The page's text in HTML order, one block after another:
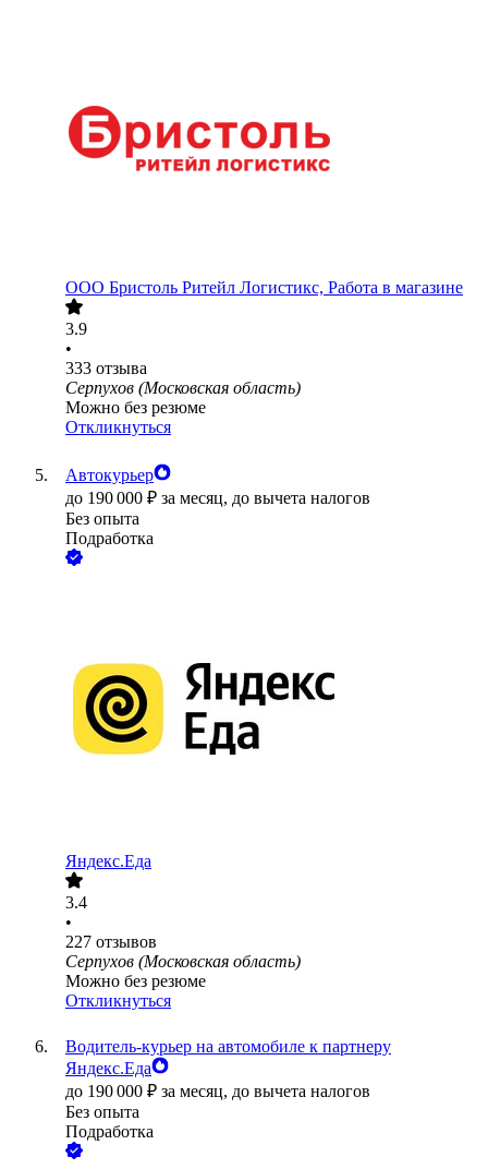
ООО Бристоль Ритейл Логистикс, Работа в магазине
3.9
•
333 отзыва
Серпухов (Московская область)
Можно без резюме
Откликнуться
Автокурьер
до 190 000 ₽ за месяц, до вычета налогов
Без опыта
Подработка
Яндекс.Еда
3.4
•
227 отзывов
Серпухов (Московская область)
Можно без резюме
Откликнуться
Водитель-курьер на автомобиле к партнеру
Яндекс.Еда
до 190 000 ₽ за месяц, до вычета налогов
Без опыта
Подработка